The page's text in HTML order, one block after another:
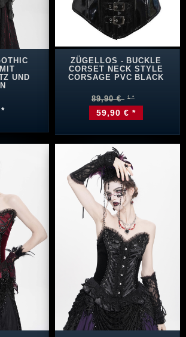
UND
ZÜGELLOS - BUCKLE
CORSET NECK STYLE
CORSAGE PVC BLACK
89,90 €
59,90 € *